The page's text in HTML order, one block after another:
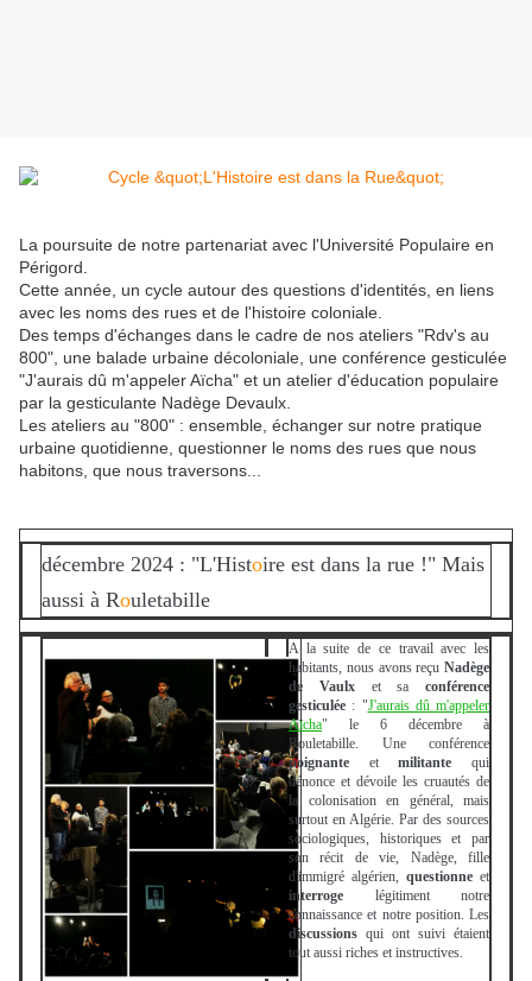
La poursuite de notre partenariat avec l'Université Populaire en
Périgord.
Cette année, un cycle autour des questions d'identités, en liens
avec les noms des rues et de l'histoire coloniale.
Des temps d'échanges dans le cadre de nos ateliers "Rdv's au
800", une balade urbaine décoloniale, une conférence gesticulée
"J'aurais dû m'appeler Aïcha" et un atelier d'éducation populaire
par la gesticulante Nadège Devaulx.
Les ateliers au "800" : ensemble, échanger sur notre pratique
urbaine quotidienne, questionner le noms des rues que nous
habitons, que nous traversons...
décembre 2024 : "L'Histoire est dans la rue !" Mais
aussi à Rouletabille
A la suite de ce travail avec les
habitants, nous avons reçu Nadège
de Vaulxet sa conférence
gesticulée : "J'aurais dû m'appeler
Aïcha" le 6 décembre à
Rouletabille. Une conférence
poignante etmilitante qui
dénonce et dévoile les cruautés de
la colonisation en général, mais
surtout en Algérie. Par des sources
sociologiques, historiques et par
son récit de vie, Nadège, fille
d'immigré algérien, questionne et
interroge légitiment notre
connaissance et notre position. Les
discussions qui ont suivi étaient
tout aussi riches et instructives.